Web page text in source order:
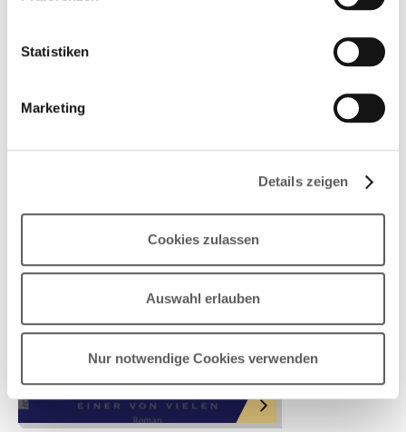
Statistiken
Marketing
Details zeigen
Cookies zulassen
Auswahl erlauben
Nur notwendige Cookies verwenden